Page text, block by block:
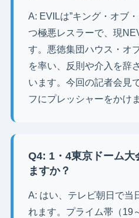
A: EVILは”キング・オブ
つ極悪レスラーで、現
す。悪徳集団ハウス・オ
を率い、反則や介入を辞
います。今回の記者会見
フにプレッシャーをかけ
Q4: 1・4東京ドーム大
ますか？
A: はい、テレビ朝日で当
れます。プライム帯（19